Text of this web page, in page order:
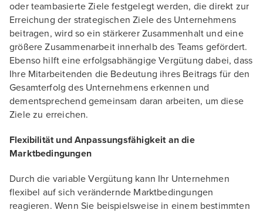
oder teambasierte Ziele festgelegt werden, die direkt zur
Erreichung der strategischen Ziele des Unternehmens
beitragen, wird so ein stärkerer Zusammenhalt und eine
größere Zusammenarbeit innerhalb des Teams gefördert.
Ebenso hilft eine erfolgsabhängige Vergütung dabei, dass
Ihre Mitarbeitenden die Bedeutung ihres Beitrags für den
Gesamterfolg des Unternehmens erkennen und
dementsprechend gemeinsam daran arbeiten, um diese
Ziele zu erreichen.
Flexibilität und Anpassungsfähigkeit an die
Marktbedingungen
Durch die variable Vergütung kann Ihr Unternehmen
flexibel auf sich verändernde Marktbedingungen
reagieren. Wenn Sie beispielsweise in einem bestimmten